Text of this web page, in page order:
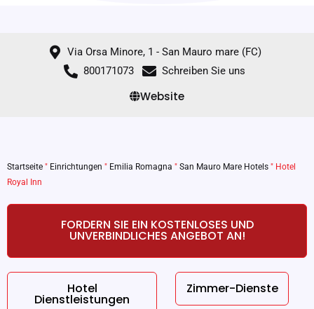
Via Orsa Minore, 1 - San Mauro mare (FC)
800171073
Schreiben Sie uns
Website
Startseite " Einrichtungen " Emilia Romagna " San Mauro Mare Hotels " Hotel
Royal Inn
FORDERN SIE EIN KOSTENLOSES UND
UNVERBINDLICHES ANGEBOT AN!
Hotel
Dienstleistungen
Zimmer-Dienste